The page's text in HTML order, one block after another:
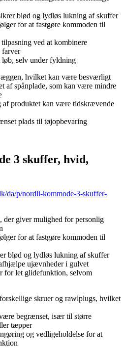
blød og lydløs lukning af skuffer
for at fastgøre kommoden til
ved at kombinere
farver
selv under fyldning
hvilket kan være besværligt
af spånplade, som kan være mindre
af produktet kan være tidskrævende
plads til tøjopbevaring
3 skuffer, hvid,
da/p/nordli-kommode-3-skuffer-
der giver mulighed for personlig
for at fastgøre kommoden til
blød og lydløs lukning af skuffer
ujævnheder i gulvet
for let glidefunktion, selvom
skruer og rawlplugs, hvilket
begrænset, især til større
tæpper
og vedligeholdelse for at